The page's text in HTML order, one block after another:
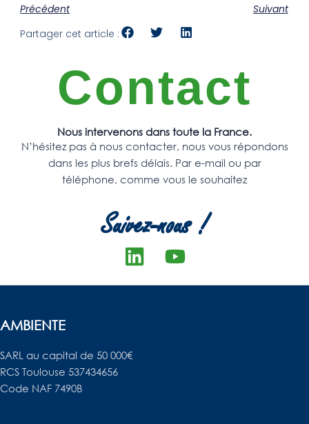
Précédent
Suivant
Partager cet article :
Contact
Nous intervenons dans toute la France.
N’hésitez pas à nous contacter, nous vous répondons
dans les plus brefs délais. Par e-mail ou par
téléphone, comme vous le souhaitez
Suivez-nous !
L
Y
AMBIENTE
SARL au capital de 50 000€
RCS Toulouse 537434656
Code NAF 7490B